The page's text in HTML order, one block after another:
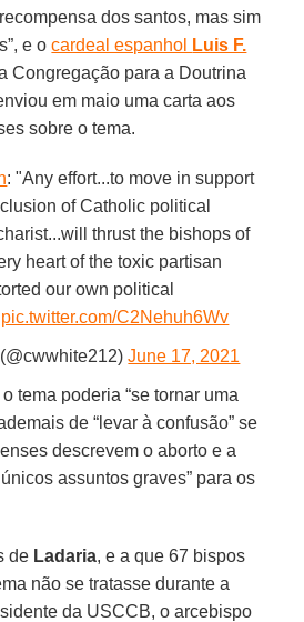
dos santos, mas sim
e ocardeal espanhol
Luis F.
Congregação para a Doutrina
em maio uma carta aos
sobre o tema.
: "Any effort...to move in support
of Catholic political
thrust the bishops of
heart of the toxic partisan
our own political
pic.twitter.com/C2Nehuh6Wv
June 17, 2021
tema poderia “se tornar uma
de “levar à confusão” se
descrevem o aborto e a
assuntos graves” para os
de Ladaria, e a que 67 bispos
não se tratasse durante a
da USCCB, o arcebispo